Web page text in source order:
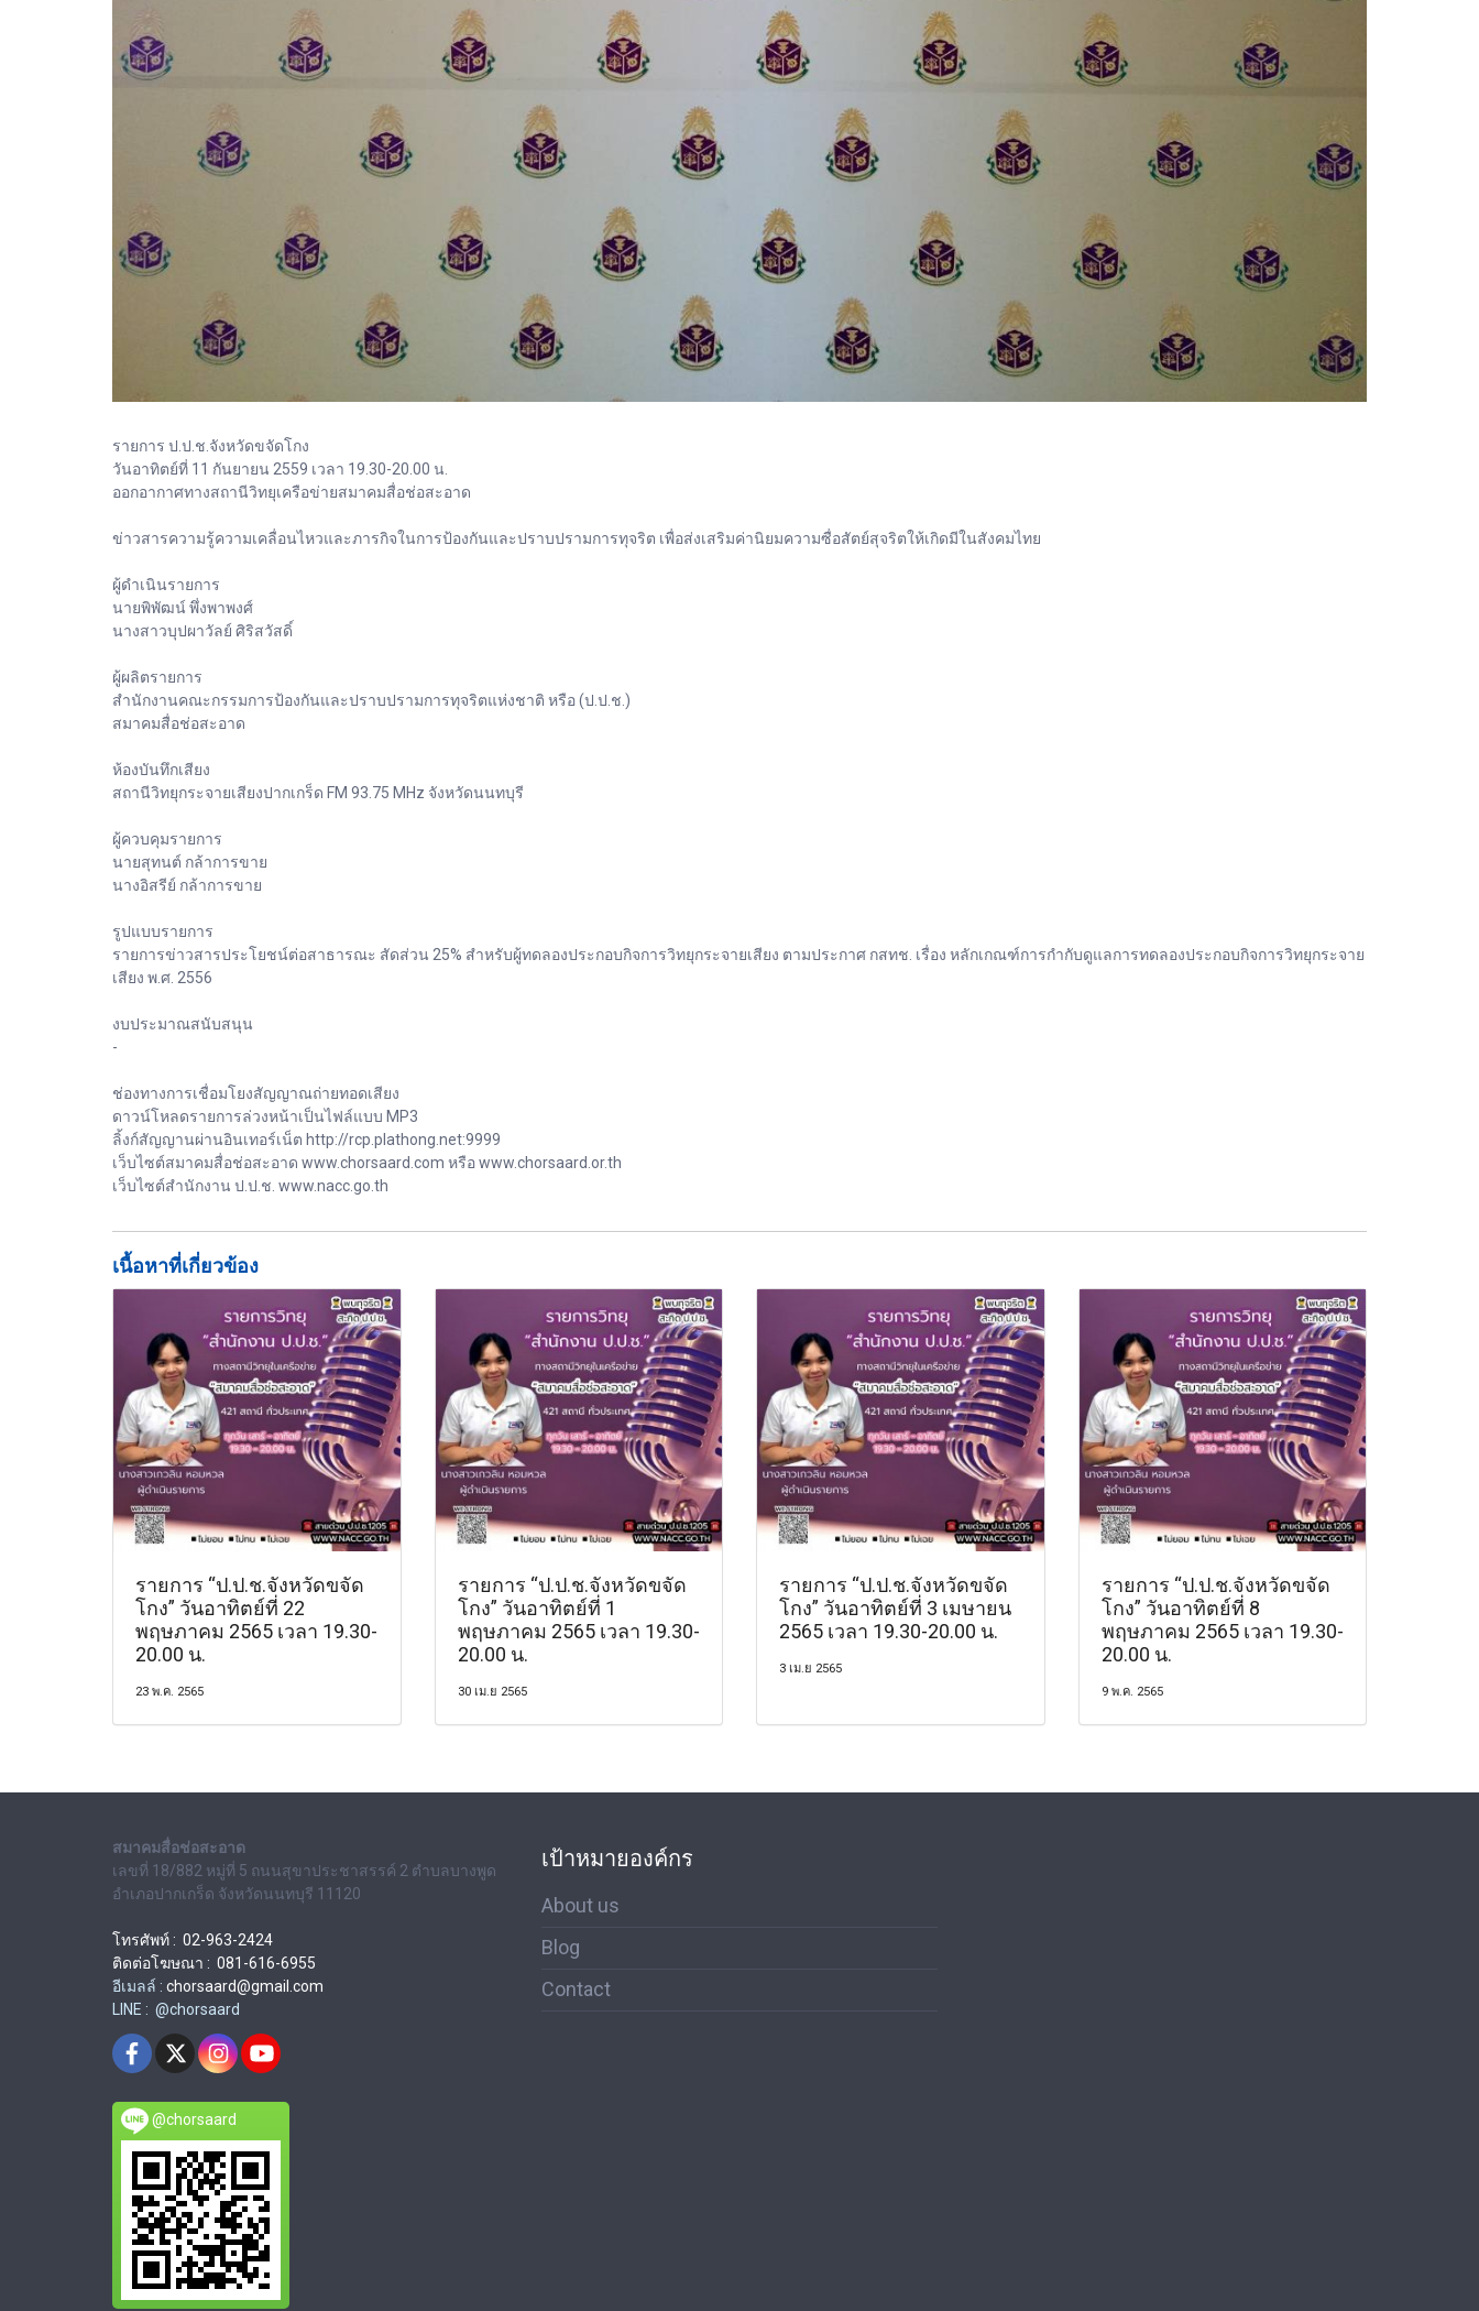
รายการ ป.ป.ช.จังหวัดขจัดโกง
วันอาทิตย์ที่ 11 กันยายน 2559 เวลา 19.30-20.00 น.
ออกอากาศทางสถานีวิทยุเครือข่ายสมาคมสื่อช่อสะอาด
ข่าวสารความรู้ความเคลื่อนไหวและภารกิจในการป้องกันและปราบปรามการทุจริต เพื่อส่งเสริมค่านิยมความซื่อสัตย์สุจริตให้เกิดมีในสังคมไทย
ผู้ดำเนินรายการ
นายพิพัฒน์ พึ่งพาพงศ์
นางสาวบุปผาวัลย์ ศิริสวัสดิ์
ผู้ผลิตรายการ
สำนักงานคณะกรรมการป้องกันและปราบปรามการทุจริตแห่งชาติ หรือ (ป.ป.ช.)
สมาคมสื่อช่อสะอาด
ห้องบันทึกเสียง
สถานีวิทยุกระจายเสียงปากเกร็ด FM 93.75 MHz จังหวัดนนทบุรี
ผู้ควบคุมรายการ
นายสุทนต์ กล้าการขาย
นางอิสรีย์ กล้าการขาย
รูปแบบรายการ
รายการข่าวสารประโยชน์ต่อสาธารณะ สัดส่วน 25% สำหรับผู้ทดลองประกอบกิจการวิทยุกระจายเสียง ตามประกาศ กสทช. เรื่อง หลักเกณฑ์การกำกับดูแลการทดลองประกอบกิจการวิทยุกระจาย
เสียง พ.ศ. 2556
งบประมาณสนับสนุน
-
ช่องทางการเชื่อมโยงสัญญาณถ่ายทอดเสียง
ดาวน์โหลดรายการล่วงหน้าเป็นไฟล์แบบ MP3
ลิ้งก์สัญญานผ่านอินเทอร์เน็ต http://rcp.plathong.net:9999
เว็บไซต์สมาคมสื่อช่อสะอาด www.chorsaard.com หรือ www.chorsaard.or.th
เว็บไซต์สำนักงาน ป.ป.ช. www.nacc.go.th
เนื้อหาที่เกี่ยวข้อง
รายการ “ป.ป.ช.จังหวัดขจัด
โกง” วันอาทิตย์ที่ 22
พฤษภาคม 2565 เวลา 19.30-
20.00 น.
23 พ.ค. 2565
รายการ “ป.ป.ช.จังหวัดขจัด
โกง” วันอาทิตย์ที่ 1
พฤษภาคม 2565 เวลา 19.30-
20.00 น.
30 เม.ย 2565
รายการ “ป.ป.ช.จังหวัดขจัด
โกง” วันอาทิตย์ที่ 3 เมษายน
2565 เวลา 19.30-20.00 น.
3 เม.ย 2565
รายการ “ป.ป.ช.จังหวัดขจัด
โกง” วันอาทิตย์ที่ 8
พฤษภาคม 2565 เวลา 19.30-
20.00 น.
9 พ.ค. 2565
สมาคมสื่อช่อสะอาด
เลขที่ 18/882 หมู่ที่ 5 ถนนสุขาประชาสรรค์ 2 ตำบลบางพูด
อำเภอปากเกร็ด จังหวัดนนทบุรี 11120
โทรศัพท์ : 02-963-2424
ติดต่อโฆษณา : 081-616-6955
อีเมลล์ : chorsaard@gmail.com
LINE : @chorsaard
@chorsaard
เป้าหมายองค์กร
About us
Blog
Contact